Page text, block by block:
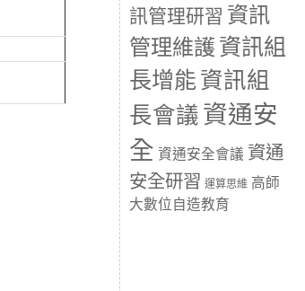
訊管理研習 資訊
管理維護 資訊組
長增能資訊組
長會議 資通安
全 資通安全會議 資通
安全研習 運算思維 高師
大數位自造教育